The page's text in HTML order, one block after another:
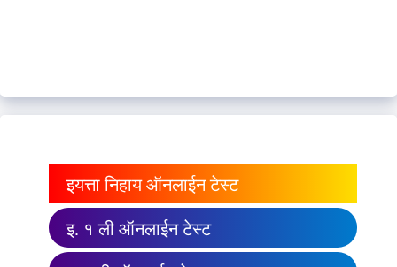
इयत्ता निहाय ऑनलाईन टेस्ट
इ. १ ली ऑनलाईन टेस्ट